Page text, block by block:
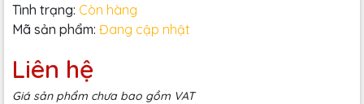
Tình trạng: Còn hàng
Mã sản phẩm: Đang cập nhật
Liên hệ
Giá sản phẩm chưa bao gồm VAT